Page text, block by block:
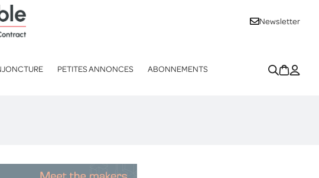
Newsletter
PETITES ANNONCES ABONNEMENTS